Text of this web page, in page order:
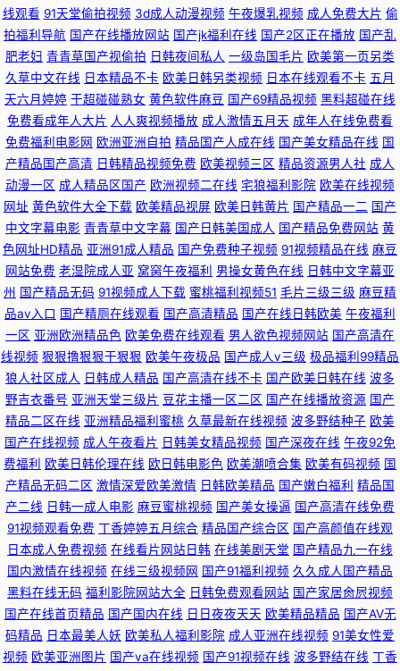
91 久久天堂女人在线 91视频在线资源 福利观看 欧美亚洲另类成熟 成人免费
一区二区三区 可以免费在线看污污的网站 日韩三级大片 国产岳母理论9 91
网站入口永久 美女巨乳91 色欧美网址第一页 日韩成人在线视频 亚洲第四页
在线 伦理一区 99传媒视频
线观看 91天堂偷拍视频 3d成人动漫视频 午夜爆乳视频 成人免费大片 偷
拍福利导航 国产在线播放网站 国产jk福利在线 国产2区正在播放 国产乱
肥老妇 青青草国产视偷拍 日韩夜间私人 一级岛国毛片 欧美第一页另类
久草中文在线 日本精品不卡 欧美日韩另类视频 日本在线观看不卡 五月
天六月婷婷 干超碰碰熟女 黄色软件麻豆 国产69精品视频 黑料超碰在线
免费看成年人大片 人人爽视频播放 成人激情五月天 成年人在线免费看
免费福利电影网 欧洲亚洲自拍 精品国产人成在线 国产美女精品在线 国
产精品国产高清 日韩精品视频免费 欧美视频三区 精品资源男人社 成人
动漫一区 成人精品区国产 欧洲视频二在线 宅狼福利影院 欧美在线视频
网址 黄色软件大全下载 欧美精品视屏 欧美日韩黄片 国产精品一二 国产
中文字幕电影 青青草中文字幕 国产日韩美国成人 国产精品免费网站 黄
色网址HD精品 亚洲91成人精品 国产免费种子视频 91视频精品在线 麻豆
网站免费 老湿院成人亚 窝窉午夜福利 男操女黄色在线 日韩中文字幕亚
州 国产精品无码 91视频成人下载 蜜桃福利视频51 毛片三级三级 麻豆精
品av入口 国产精厕在线观看 国产高清精品 国产在线日韩欧美 午夜福利
一区 亚洲欧洲精品色 欧美免费在线观看 男人欲色视频网站 国产高清在
线视频 狠狠撸狠狠干狠狠 欧美午夜极品 国产成人v三级 极品福利99精品
狼人社区成人 日韩成人精品 国产高清在线不卡 国产欧美日韩在线 波多
野吉衣番号 亚洲天堂三级片 豆花主播一区二区 国产在线播放资源 国产
精品二区在线 亚洲精品福利蜜桃 久草最新在线视频 波多野结种子 欧美
国产在线视频 成人午夜看片 日韩美女精品视频 国产深夜在线 午夜92免
费福利 欧美日韩伦理在线 欧日韩电影色 欧美潮喷合集 欧美有码视频 国
产精品无码二区 激情深爱欧美激情 日韩欧美精品 国产嫩白福利 精品国
产二线 日韩一成人电影 麻豆蜜桃视频 国产美女操逼 国产高清在线免费
91视频观看免费 丁香婷婷五月综合 精品国产综合区 国产高颜值在线观
日本成人免费视频 在线看片网站日韩 在线美剧天堂 国产精品九一在线
国内激情在线视频 在线三级视频网 国产91福利视频 久久成人国产精品
黑料在线无码 福利影院网站大全 日韩免费观看网站 国产家居肏屄视频
国产在线首页精品 国产国内在线 日日夜夜天天 欧美精品精品 国产AV无
码精品 日本最美人妖 欧美私人福利影院 成人亚洲在线视频 91美女性爱
视频 欧美亚洲图片 国产va在线视频 国产91视频在线 波多野结在线 丁香